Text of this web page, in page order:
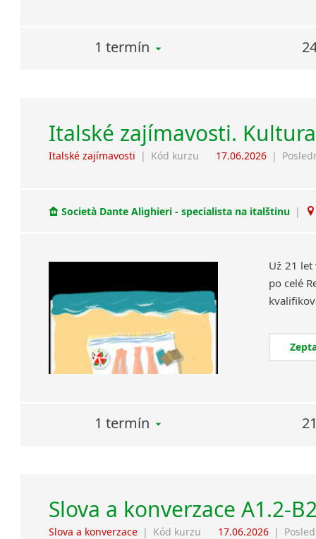
1 termín
Italské zajímavosti.
Italské zajímavosti | Kód kurzu 17.06.2026 |
Società Dante Alighieri - specialista na italštinu |
Už 21 let
po celé
1 termín
Slova a konverzace A1.2-
Slova a konverzace | Kód kurzu 17.06.2026 |